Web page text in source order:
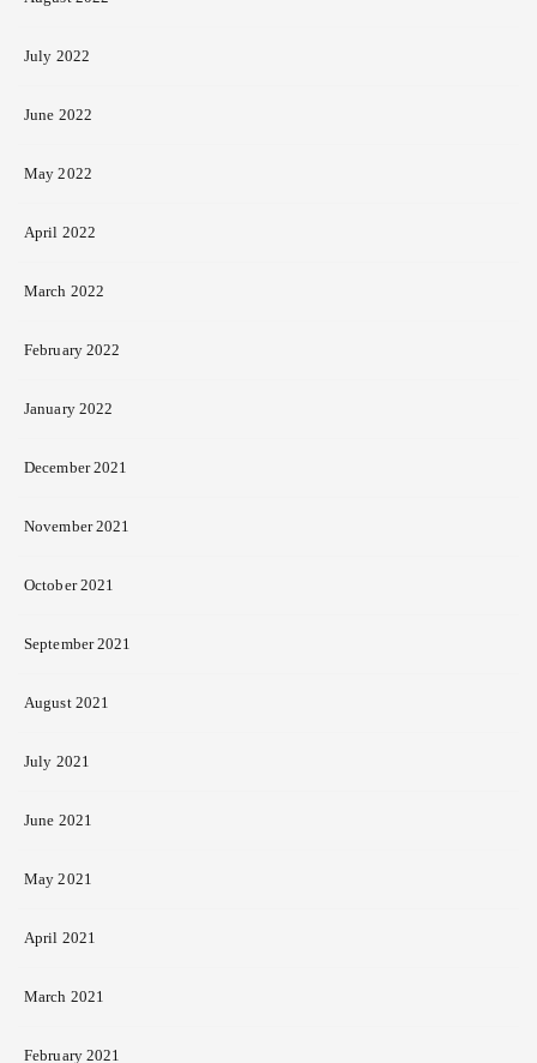
July 2022
June 2022
May 2022
April 2022
March 2022
February 2022
January 2022
December 2021
November 2021
October 2021
September 2021
August 2021
July 2021
June 2021
May 2021
April 2021
March 2021
February 2021